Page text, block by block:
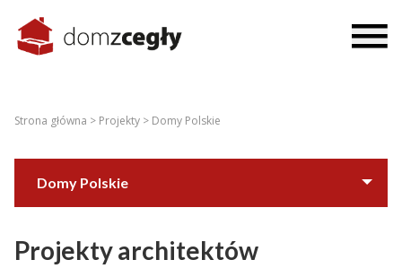
Strona główna > Projekty > Domy Polskie
Domy Polskie
Projekty architektów